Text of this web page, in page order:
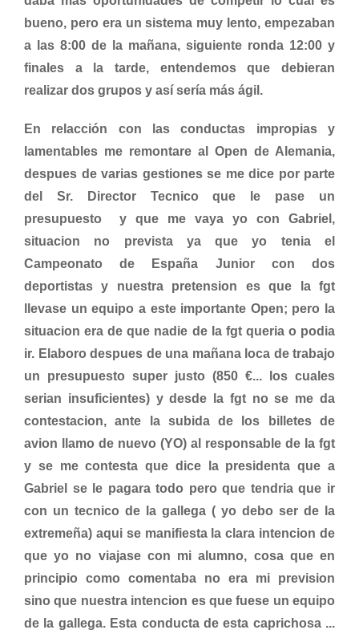
bueno, pero era un sistema muy lento, empezaban
a las 8:00 de la mañana, siguiente ronda 12:00 y
finales a la tarde, entendemos que debieran
realizar dos grupos y así sería más ágil.
En relacción con las conductas impropias y
lamentables me remontare al Open de Alemania,
despues de varias gestiones se me dice por parte
del Sr. Director Tecnico que le pase un
presupuesto y que me vaya yo con Gabriel,
situacion no prevista ya que yo tenia el
Campeonato de España Junior con dos
deportistas y nuestra pretension es que la fgt
llevase un equipo a este importante Open; pero la
situacion era de que nadie de la fgt queria o podia
ir. Elaboro despues de una mañana loca de trabajo
un presupuesto super justo (850 €... los cuales
serian insuficientes) y desde la fgt no se me da
contestacion, ante la subida de los billetes de
avion llamo de nuevo (YO) al responsable de la fgt
y se me contesta que dice la presidenta que a
Gabriel se le pagara todo pero que tendria que ir
con un tecnico de la gallega ( yo debo ser de la
extremeña) aqui se manifiesta la clara intencion de
que yo no viajase con mi alumno, cosa que en
principio como comentaba no era mi prevision
sino que nuestra intencion es que fuese un equipo
de la gallega. Esta conducta de esta caprichosa ...